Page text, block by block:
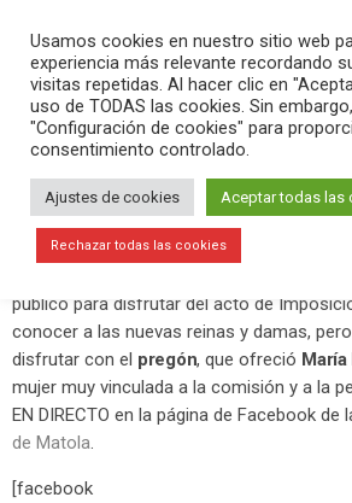
search
julio 6, 2019
Comienzan las fiestas
el pregón de María
Este viernes 5 de julio comenzaron las
público para disfrutar del acto de
conocer a las nuevas reinas y damas,
disfrutar con el pregón, que ofreció
mujer muy vinculada a la comisión y a la
EN DIRECTO en la página de Facebook de
de Matola
[facebook
Usamos cookies en nuestro sitio web
experiencia más relevante recordando
visitas repetidas. Al hacer clic en
uso de TODAS las cookies. Sin
"Configuración de cookies" para
consentimiento controlado.
Ajustes de cookies Aceptar todas las
Rechazar todas las cookies